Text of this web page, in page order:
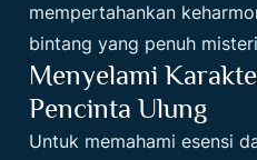
mempertahankan
bintang yang penuh
Menyelami
Pencinta Ulung
Untuk memahami esensi